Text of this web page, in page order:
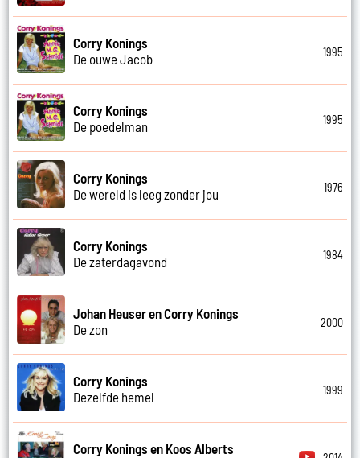
Corry Konings
De ouwe Jacob
1995
Corry Konings
De poedelman
1995
Corry Konings
De wereld is leeg zonder jou
1976
Corry Konings
De zaterdagavond
1984
Johan Heuser en Corry Konings
De zon
2000
Corry Konings
Dezelfde hemel
1999
Corry Konings en Koos Alberts